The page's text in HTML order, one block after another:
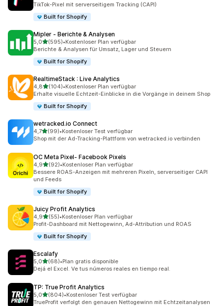
TikTok-Pixel mit serverseitigem Tracking (CAPI)
Built for Shopify
Mipler ‑ Berichte & Analysen
5,0von 5 Sternen
(595)
595 Rezensionen insgesamt
•Kostenloser Plan verfügbar
Berichte & Analysen für Umsatz, Lager und Steuern
Built for Shopify
RealtimeStack : Live Analytics
4,8von 5 Sternen
(104)
104 Rezensionen insgesamt
•Kostenloser Plan verfügbar
Erhalte visuelle Echtzeit-Einblicke in die Vorgänge in deinem Shop
Built for Shopify
wetracked.io Connect
4,7von 5 Sternen
(99)
99 Rezensionen insgesamt
•Kostenloser Test verfügbar
Shop mit der Ad-Tracking-Plattform von wetracked.io verbinden
OC Meta Pixel‑ Facebook Pixels
4,9von 5 Sternen
(92)
92 Rezensionen insgesamt
•Kostenloser Plan verfügbar
Bessere ROAS-Anzeigen mit mehreren Pixeln, serverseitiger CAPI
und Feeds
Built for Shopify
Juicy Profit Analytics
4,9von 5 Sternen
(55)
55 Rezensionen insgesamt
•Kostenloser Plan verfügbar
Profit-Dashboard mit Nettogewinn, Ad-Attribution und ROAS
Built for Shopify
Escalafy
5,0von 5 Sternen
(68)
68 Rezensionen insgesamt
•Plan gratis disponible
Dejá el Excel. Ve tus números reales en tiempo real.
TP: True Profit Analytics
5,0von 5 Sternen
(804)
804 Rezensionen insgesamt
•Kostenloser Test verfügbar
TrueProfit verfolgt den genauen Nettogewinn mit Echtzeitanalysen